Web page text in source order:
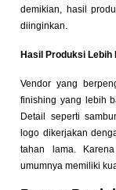
demikian, hasil
diinginkan.
Hasil Produksi Lebih
Vendor yang
finishing yang lebih
Detail seperti
logo dikerjakan
tahan lama.
umumnya memiliki